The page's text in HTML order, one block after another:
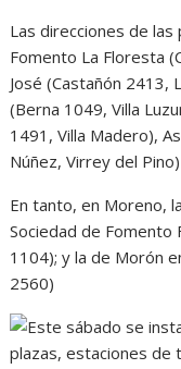
Las direcciones de
Fomento La Floresta
José (Castañón
(Berna 1049, Villa
1491, Villa Madero),
Núñez, Virrey del
En tanto, en Moreno,
Sociedad de Fomento
1104); y la de Morón
2560)